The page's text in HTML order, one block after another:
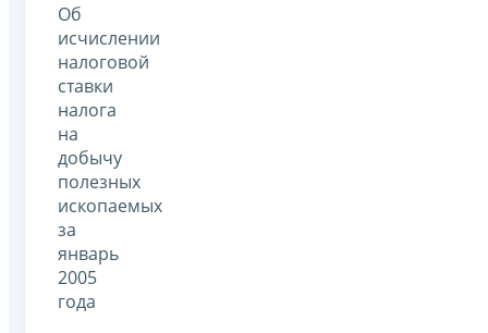
Об
исчислении
налоговой
ставки
налога
на
добычу
полезных
ископаемых
за
январь
2005
года